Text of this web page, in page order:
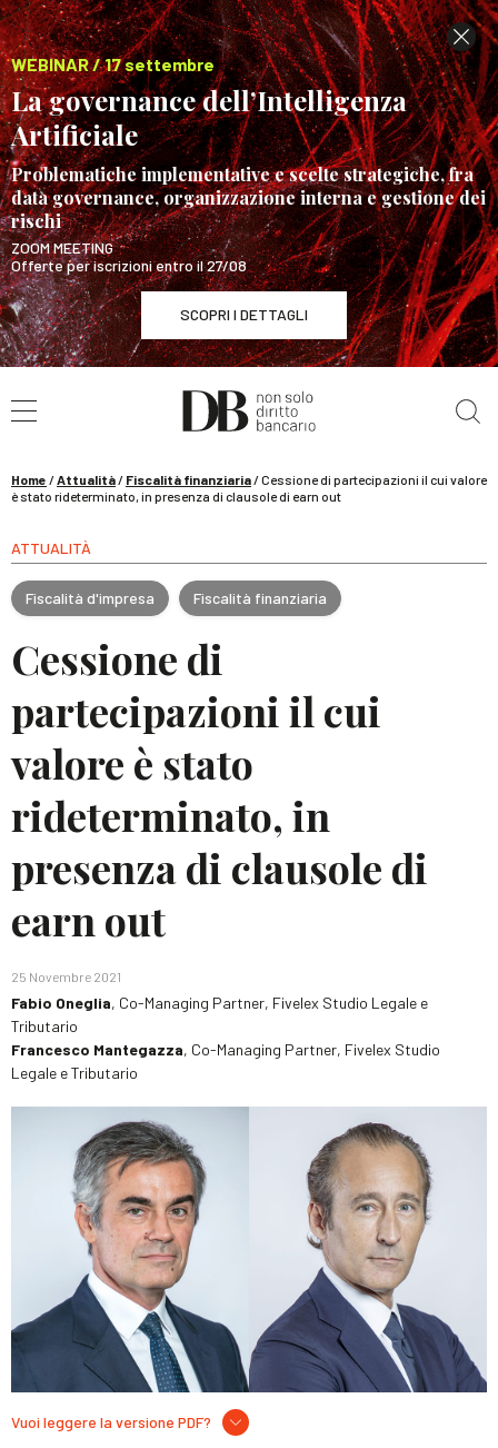
WEBINAR / 17 settembre
La governance dell’Intelligenza
Artificiale
Problematiche implementative e scelte strategiche, fra
data governance, organizzazione interna e gestione dei
rischi
ZOOM MEETING
Offerte per iscrizioni entro il 27/08
SCOPRI I DETTAGLI
WEBINAR / 17 settembre
La governance dell’Intelligenza Artificiale
Home /Attualità/ Fiscalità finanziaria/Cessione di partecipazioni il cui valore
è stato rideterminato, in presenza di clausole di earn out
ATTUALITÀ
Fiscalità d'impresa Fiscalità finanziaria
Cessione di
partecipazioni il cui
valore è stato
rideterminato, in
presenza di clausole di
earn out
25 Novembre 2021
Fabio Oneglia, Co-Managing Partner, Fivelex Studio Legale e
Tributario
Francesco Mantegazza, Co-Managing Partner, Fivelex Studio
Legale e Tributario
Vuoi leggere la versione PDF?